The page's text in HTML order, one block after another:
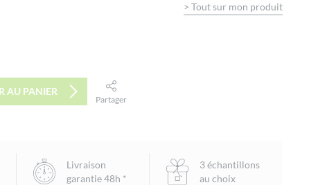
> Tout sur mon produit
AU PANIER
Partager
Livraison
garantie 48h *
3 échantillons
au choix